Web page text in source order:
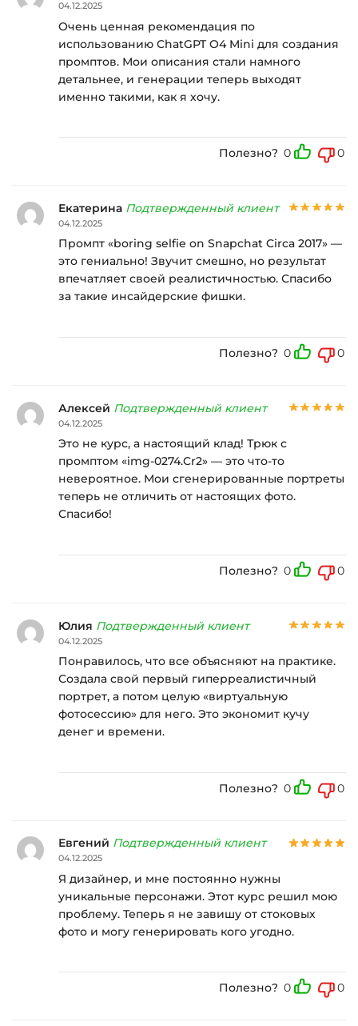
04.12.2025
Очень ценная рекомендация по
использованию ChatGPT O4 Mini для создания
промптов. Мои описания стали намного
детальнее, и генерации теперь выходят
именно такими, как я хочу.
Полезно? 0 0
Екатерина Подтвержденный клиент
04.12.2025
Промпт «boring selfie on Snapchat Circa 2017» —
это гениально! Звучит смешно, но результат
впечатляет своей реалистичностью. Спасибо
за такие инсайдерские фишки.
Полезно? 0 0
Алексей Подтвержденный клиент
04.12.2025
Это не курс, а настоящий клад! Трюк с
промптом «img-0274.Cr2» — это что-то
невероятное. Мои сгенерированные портреты
теперь не отличить от настоящих фото.
Спасибо!
Полезно? 0 0
Юлия Подтвержденный клиент
04.12.2025
Понравилось, что все объясняют на практике.
Создала свой первый гиперреалистичный
портрет, а потом целую «виртуальную
фотосессию» для него. Это экономит кучу
денег и времени.
Полезно? 0 0
Евгений Подтвержденный клиент
04.12.2025
Я дизайнер, и мне постоянно нужны
уникальные персонажи. Этот курс решил мою
проблему. Теперь я не завишу от стоковых
фото и могу генерировать кого угодно.
Полезно? 0 0